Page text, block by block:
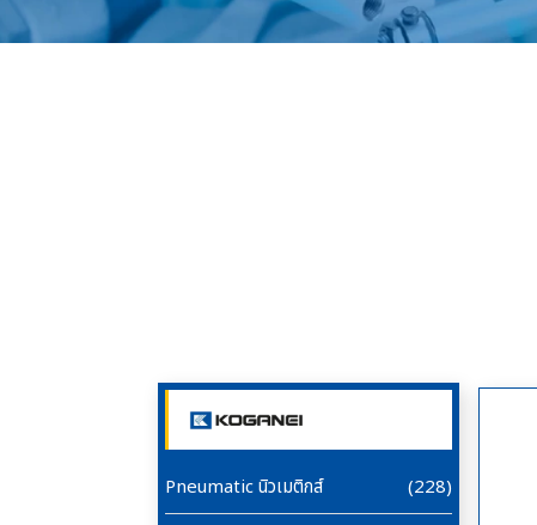
Pneumatic นิวเมติกส์
(228)